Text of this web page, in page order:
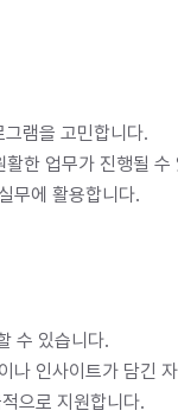
램을 고민합니다.
한 업무가 진행될
무에 활용합니다.
수 있습니다.
나 인사이트가 담긴
으로 지원합니다.